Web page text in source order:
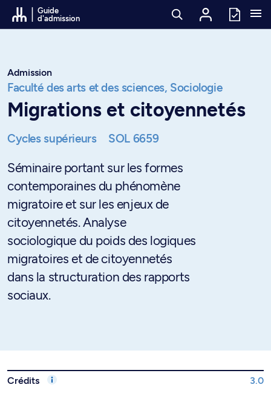
Passer au contenu
Guide
d'admission
Admission
Faculté des arts et des sciences, Sociologie
Migrations et citoyennetés
Cycles supérieurs SOL 6659
Séminaire portant sur les formes
contemporaines du phénomène
migratoire et sur les enjeux de
citoyennetés. Analyse
sociologique du poids des logiques
migratoires et de citoyennetés
dans la structuration des rapports
sociaux.
Crédits 3.0